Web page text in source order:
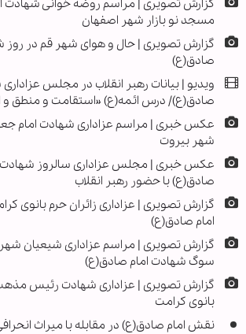
گزارش تصویری | مراسم روضه خوانی شهادت
مسجد نو بازار شهر اصفهان
گزارش تصویری | حال و هوای شهر قم در روز
صادق(ع)
ویدیو | بیانات رهبر انقلاب در مجلس
صادق(ع)/ درس ائمه(ع) «استقامت و منطق و
عکس خبری | مراسم عزاداری شهادت امام
شهر بیروت
عکس خبری | مجلس عزاداری سالروز
صادق(ع) با حضور رهبر انقلاب
گزارش تصویری | عزاداری زائران حرم بانوی
امام صادق‌(ع)
گزارش تصویری | مراسم عزاداری شیعیان شهر
سوگ شهادت امام صادق(ع)
گزارش تصویری | عزاداری شهادت رئیس
بانوی کرامت
نقش امام صادق(ع) در مقابله با میراث